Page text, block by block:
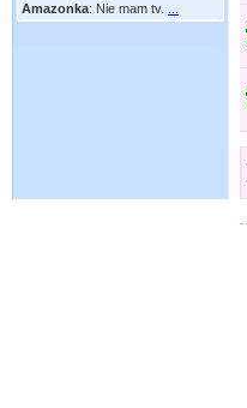
Amazonka: Nie mam tv.